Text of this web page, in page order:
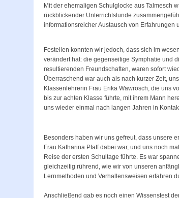
Mit der ehemaligen Schulglocke aus Talmesch
rückblickender Unterrichtstunde
informationsreicher Austausch von
Festellen konnten wir jedoch, dass sich im
verändert hat: die gegenseitige Symphatie und
resultierenden Freundschaften, waren sofort
Überraschend war auch als nach kurzer Zeit,
Klassenlehrerin Frau Erika Wawrosch, die uns
bis zur achten Klasse führte, mit ihrem Mann
uns wieder einmal nach langen Jahren in
Besonders haben wir uns gefreut, dass unsere
Frau Katharina Pfaff dabei war, und uns noch
Reise der ersten Schultage führte. Es war
gleichzeitig rührend, wie wir von unseren
Lernmethoden und Verhaltensweisen erfahren
Anschließend gab es noch einen Wissenstest